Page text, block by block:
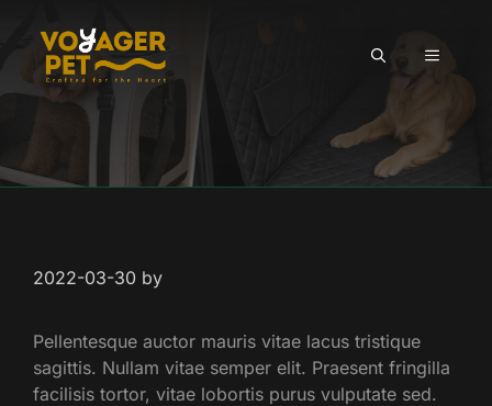
content
MENU
2022-03-30 by
Pellentesque auctor mauris vitae lacus tristique
sagittis. Nullam vitae semper elit. Praesent fringilla
facilisis tortor, vitae lobortis purus vulputate sed.